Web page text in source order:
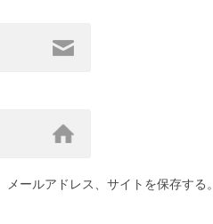
ールアドレス、サイトを保存する。